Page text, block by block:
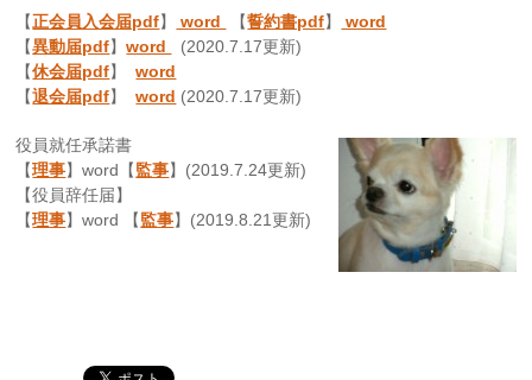
【正会員入会届pdf】 word 【誓約書pdf】
word
【異動届pdf】word
(2020.7.17更新)
【休会届pdf】word
【退会届pdf】word (2020.7.17更新)
役員就任承諾書
【理事】word【監事】(2019.7.24更新)
【役員辞任届】
【理事】word 【監事】(2019.8.21更新)